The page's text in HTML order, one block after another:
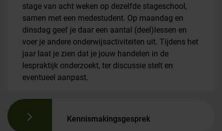
stage van acht weken op dezelfde stageschool,
samen met een medestudent. Op maandag en
dinsdag geef je daar een aantal (deel)lessen en
voer je andere onderwijsactiviteiten uit. Tijdens het
jaar laat je zien dat je jouw handelen in de
lespraktijk onderzoekt, ter discussie stelt en
eventueel aanpast.
Kennismakingsgesprek